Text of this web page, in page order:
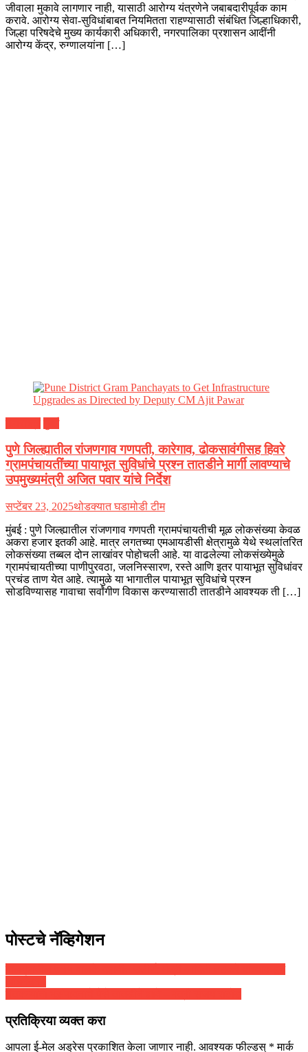
जीवाला मुकावे लागणार नाही, यासाठी आरोग्य यंत्रणेने जबाबदारीपूर्वक काम
करावे. आरोग्य सेवा-सुविधांबाबत नियमितता राहण्यासाठी संबंधित जिल्हाधिकारी,
जिल्हा परिषदेचे मुख्य कार्यकारी अधिकारी, नगरपालिका प्रशासन आदींनी
आरोग्य केंद्र, रुग्णालयांना […]
पुणे जिल्ह्यातील रांजणगाव गणपती, कारेगाव, ढोकसावंगीसह हिवरे
ग्रामपंचायतींच्या पायाभूत सुविधांचे प्रश्न तातडीने मार्गी लावण्याचे
उपमुख्यमंत्री अजित पवार यांचे निर्देश
सप्टेंबर 23, 2025थोडक्यात घडामोडी टीम
मुंबई : पुणे जिल्ह्यातील रांजणगाव गणपती ग्रामपंचायतीची मूळ लोकसंख्या केवळ
अकरा हजार इतकी आहे. मात्र लगतच्या एमआयडीसी क्षेत्रामुळे येथे स्थलांतरित
लोकसंख्या तब्बल दोन लाखांवर पोहोचली आहे. या वाढलेल्या लोकसंख्येमुळे
ग्रामपंचायतीच्या पाणीपुरवठा, जलनिस्सारण, रस्ते आणि इतर पायाभूत सुविधांवर
प्रचंड ताण येत आहे. त्यामुळे या भागातील पायाभूत सुविधांचे प्रश्न
सोडविण्यासह गावाचा सर्वांगीण विकास करण्यासाठी तातडीने आवश्यक ती […]
पोस्टचे नॅव्हिगेशन
प्रतिक्रिया व्यक्त करा
आपला ई-मेल अड्रेस प्रकाशित केला जाणार नाही. आवश्यक फील्डस् * मार्क